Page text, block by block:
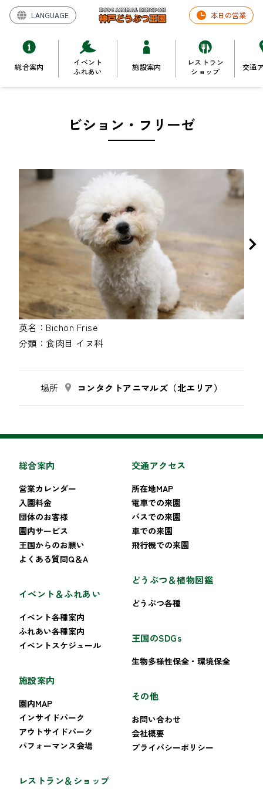
LANGUAGE 本日の営業
総合案内
イベント
ふれあい
施設案内
レストラン
ショップ
交通
ビション・フリーゼ
英名： Bichon Frise
分類：食肉目 イヌ科
場所 コンタクトアニマルズ（北エリア）
総合案内
営業カレンダー
入園料金
団体のお客様
園内サービス
王国からのお願い
よくある質問Q＆A
イベント＆ふれあい
イベント各種案内
ふれあい各種案内
イベントスケジュール
施設案内
園内MAP
インサイドパーク
アウトサイドパーク
パフォーマンス会場
レストラン＆ショップ
交通アクセス
所在地MAP
電車での来園
バスでの来園
車での来園
飛行機での来園
どうぶつ＆植物図鑑
どうぶつ各種
王国のSDGs
生物多様性保全・環境保全
その他
お問い合わせ
会社概要
プライバシーポリシー